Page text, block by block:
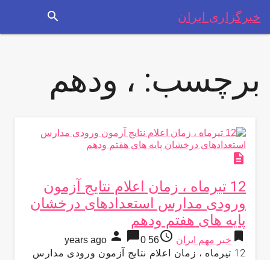
خبرگزاری ایران search
برچسب: ، ودهم
description
12 تيرماه ، زمان اعلام نتایج آزمون
ورودی مدارس استعدادهای درخشان
پایه های هفتم ودهم
bookmark خبر مهم ایران access_time
56 years ago
person chat_bubble0
12 تيرماه ، زمان اعلام نتایج آزمون ورودی مدارس